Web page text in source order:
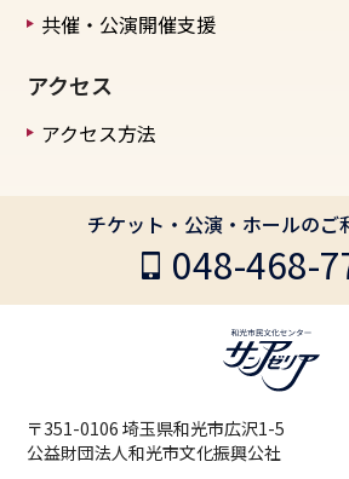
共催・公演開催支援
アクセス
アクセス方法
チケット・公演・ホールのご
048-468-
〒351-0106 埼玉県和光市広沢1-5
公益財団法人和光市文化振興公社